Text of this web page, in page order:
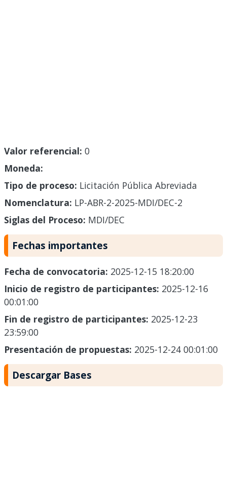
Valor referencial: 0
Moneda:
Tipo de proceso: Licitación Pública Abreviada
Nomenclatura: LP-ABR-2-2025-MDI/DEC-2
Siglas del Proceso: MDI/DEC
Fechas importantes
Fecha de convocatoria: 2025-12-15 18:20:00
Inicio de registro de participantes: 2025-12-16
00:01:00
Fin de registro de participantes: 2025-12-23
23:59:00
Presentación de propuestas: 2025-12-24 00:01:00
Descargar Bases